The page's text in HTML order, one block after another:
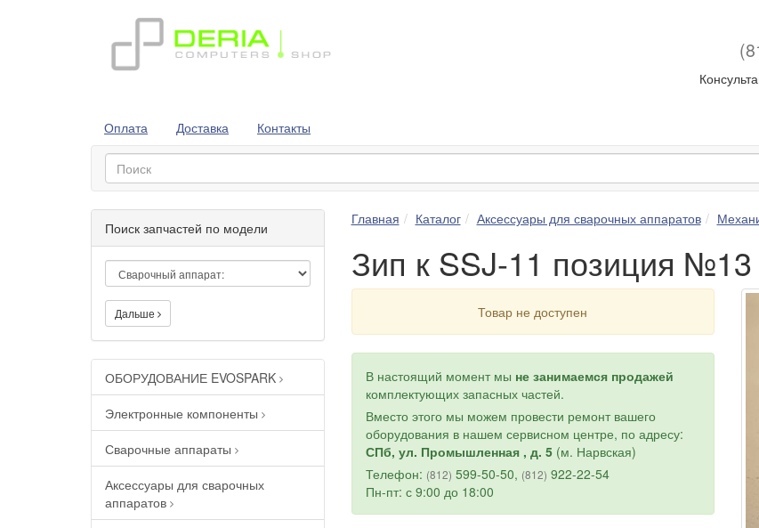
Оплата Доставка Контакты
Поиск запчастей по модели
Дальше
ОБОРУДОВАНИЕ EVOSPARK
Электронные компоненты
Сварочные аппараты
Аксессуары для сварочных
аппаратов
Главная Каталог Аксессуары для сварочных аппаратов
Зип к SSJ-11 позиция
Товар не доступен
В настоящий момент мы не занимаемся продажей
комплектующих запасных частей.
Вместо этого мы можем провести ремонт вашего
оборудования в нашем сервисном центре, по адресу:
СПб, ул. Промышленная , д. 5(м. Нарвская)
Телефон: (812) 599-50-50, (812) 922-22-54
Пн-пт: с 9:00 до 18:00